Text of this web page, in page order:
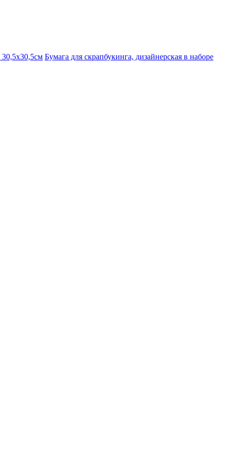
30,5х30,5см Бумага для скрапбукинга, дизайнерская в наборе